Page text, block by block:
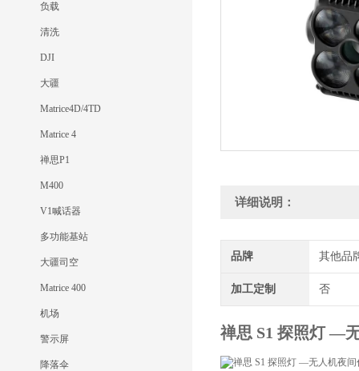
负载
清洗
DJI
大疆
Matrice4D/4TD
Matrice 4
禅思P1
M400
V1喊话器
多功能基站
大疆司空
Matrice 400
机场
警示屏
降落伞
详细说明：
品牌 其他品
加工定制 否
禅思 S1 探照灯 —